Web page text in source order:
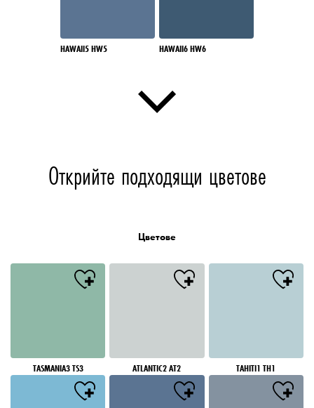
HAWAII5 HW5 HAWAII6 HW6
Открийте подходящи цветове
Цветове
TASMANIA3 TS3 ATLANTIC2 AT2 TAHITI1 TH1